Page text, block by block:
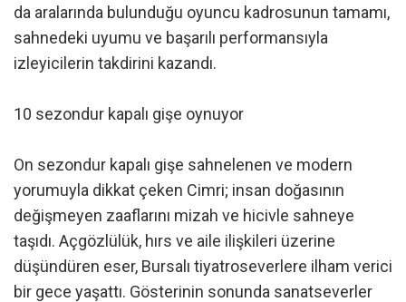
da aralarında bulunduğu oyuncu kadrosunun tamamı,
sahnedeki uyumu ve başarılı performansıyla
izleyicilerin takdirini kazandı.
10 sezondur kapalı gişe oynuyor
On sezondur kapalı gişe sahnelenen ve modern
yorumuyla dikkat çeken Cimri; insan doğasının
değişmeyen zaaflarını mizah ve hicivle sahneye
taşıdı. Açgözlülük, hırs ve aile ilişkileri üzerine
düşündüren eser, Bursalı tiyatroseverlere ilham verici
bir gece yaşattı. Gösterinin sonunda sanatseverler